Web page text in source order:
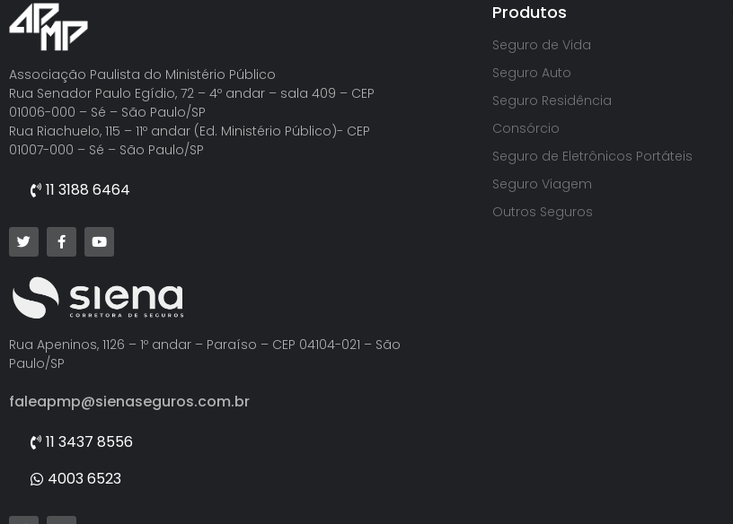
Associação Paulista do Ministério Público
Rua Senador Paulo Egídio, 72 – 4º andar – sala 409 – CEP
01006-000 – Sé – São Paulo/SP
Rua Riachuelo, 115 – 11º andar (Ed. Ministério Público)- CEP
01007-000 – Sé – São Paulo/SP
11 3188 6464
Rua Apeninos, 1126 – 1º andar – Paraíso – CEP 04104-021 – São
Paulo/SP
faleapmp@sienaseguros.com.br
11 3437 8556
4003 6523
Produtos
Seguro de Vida
Seguro Auto
Seguro Residência
Consórcio
Seguro de Eletrônicos Portáteis
Seguro Viagem
Outros Seguros